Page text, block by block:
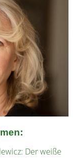
Der weiße